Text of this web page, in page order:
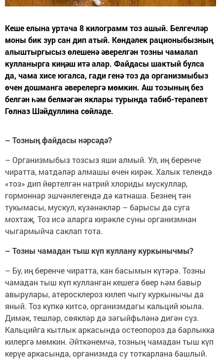
Кеше елына уртача 8 килограмм тоз ашый. Белгечләр
моны бик зур сан дип атый. Көндәлек рационыбызның
алыштыргысыз өлешенә әверелгән тозны чамалап
кулланырга киңәш итә алар. Файдасы шактый булса
да, чама хисе югалса, гади генә тоз да организмыбыз
өчен дошманга әверелергә мөмкин. Аш тозының без
белгән һәм белмәгән яклары турында табиб-терапевт
Гөлназ Шәйдуллина сөйләде.
– Тозның файдасы нәрсәдә?
– Организмыбыз тозсыз яши алмый. Ул, иң беренче
чиратта, матдәләр алмашы өчен кирәк. Халык телендә
«тоз» дип йөртелгән натрий хлориды мускуллар,
гормоннар эшчәнлегендә дә катнаша. Безнең тән
тукымасы, мускул, күзәнәкләр – барысы да суга
мохтаҗ. Тоз исә аларга кирәкле суны организмнан
чыгармыйча саклап тота.
– Тозны чамадан тыш күп куллану куркынычмы?
– Бу, иң беренче чиратта, кан басымын күтәрә. Тозны
чамадан тыш күп кулланган кешегә бөер һәм бавыр
авырулары, атеросклероз килеп чыгу куркынычы да
яный. Тоз күпкә китсә, организмдагы кальций юыла.
Димәк, тешләр, сөякләр дә зәгыйфьләнә дигән сүз.
Кальцийга кытлык аркасында остеопороз да барлыкка
килергә мөмкин. Әйткәнемчә, тозның чамадан тыш күп
керүе аркасында, организмда су тоткарлана башлый.